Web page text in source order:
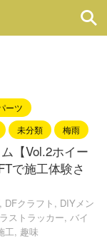
ーツ
未分類 梅雨
【Vol.2ホイー
で施工体験さ
, DFクラフト , DIYメン
ストラッカー, バイ
工, 趣味